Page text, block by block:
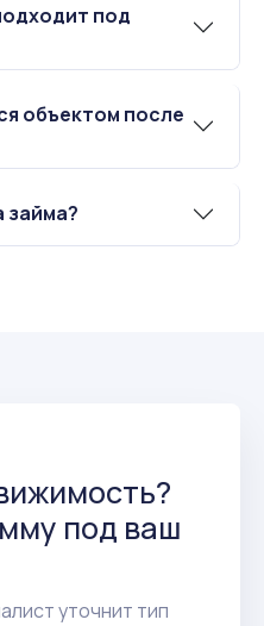
под
объектом после
займа?
под ваш
уточнит тип